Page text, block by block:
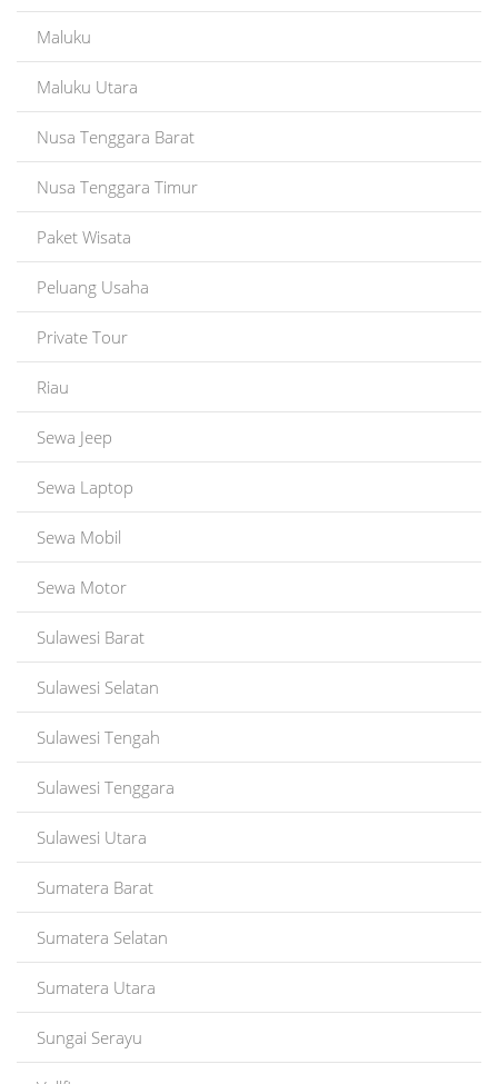
Maluku
Maluku Utara
Nusa Tenggara Barat
Nusa Tenggara Timur
Paket Wisata
Peluang Usaha
Private Tour
Riau
Sewa Jeep
Sewa Laptop
Sewa Mobil
Sewa Motor
Sulawesi Barat
Sulawesi Selatan
Sulawesi Tengah
Sulawesi Tenggara
Sulawesi Utara
Sumatera Barat
Sumatera Selatan
Sumatera Utara
Sungai Serayu